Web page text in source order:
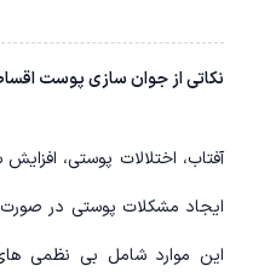
نکاتی از جوان سازی پوست
آفتاب، اختلالات پوستی،
ایجاد مشکلات پوستی در
این موارد شامل بی نظمی